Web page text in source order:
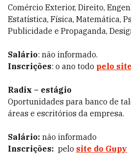
Comércio Exterior, Direito,
Estatística, Física, Matemática,
Publicidade e Propaganda,
Salário: não informado.
Inscrições: o ano todo pelo
Radix – estágio
Oportunidades para banco de
áreas e escritórios da empresa.
Salário: não informado
Inscrições: pelo site do Gupy